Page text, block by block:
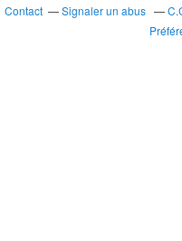
Contact Signaler un abus